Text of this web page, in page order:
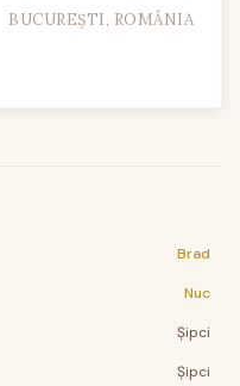
BUCUREȘTI, ROMÂNIA
Brad
Nuc
Șipci
Șipci